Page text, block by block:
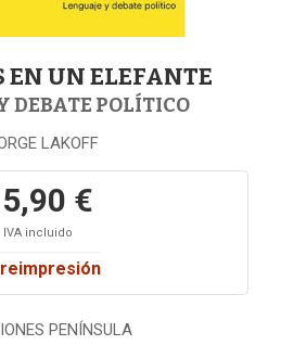
EN UN ELEFANTE
DEBATE POLÍTICO
LAKOFF
€
IVA incluido
reimpresión
PENÍNSULA